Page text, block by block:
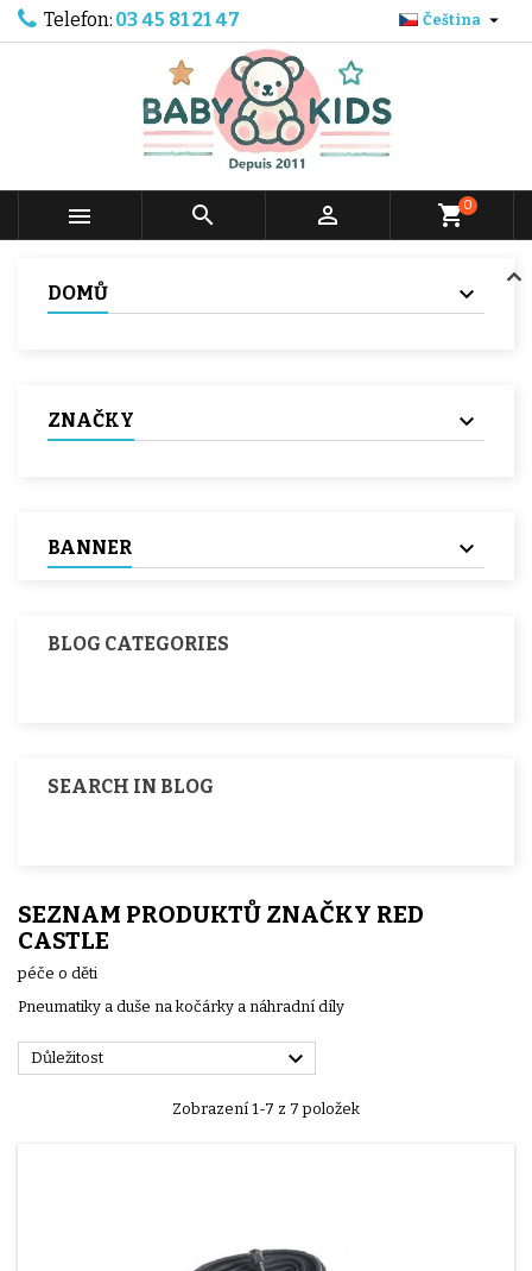
Telefon: 03 45 81 21 47 Čeština 
   shopping_cart0
DOMŮ
ZNAČKY
BANNER
BLOG CATEGORIES
SEARCH IN BLOG
SEZNAM PRODUKTŮ ZNAČKY RED
CASTLE
péče o děti
Pneumatiky a duše na kočárky a náhradní díly
Důležitost 
Zobrazení 1-7 z 7 položek